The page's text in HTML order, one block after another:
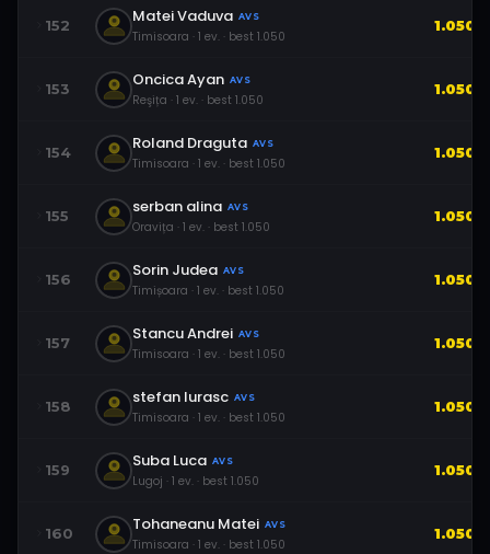
152 Matei Vaduva AVS
Timisoara · 1 ev. · best 1.050
1.050
153 Oncica Ayan AVS
Reşița · 1 ev. · best 1.050
1.050
154 Roland Draguta AVS
Timisoara · 1 ev. · best 1.050
1.050
155 serban alina AVS
Oravița · 1 ev. · best 1.050
1.050
156 Sorin Judea AVS
Timișoara · 1 ev. · best 1.050
1.050
157 Stancu Andrei AVS
Timisoara · 1 ev. · best 1.050
1.050
158 stefan Iurasc AVS
Timisoara · 1 ev. · best 1.050
1.050
159 Suba Luca AVS
Lugoj · 1 ev. · best 1.050
1.050
160 Tohaneanu Matei AVS
Timisoara · 1 ev. · best 1.050
1.050